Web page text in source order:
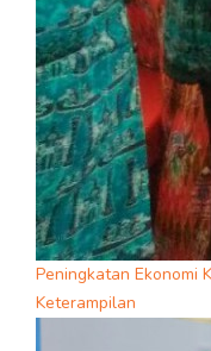
Peningkatan Ekonomi
Keterampilan